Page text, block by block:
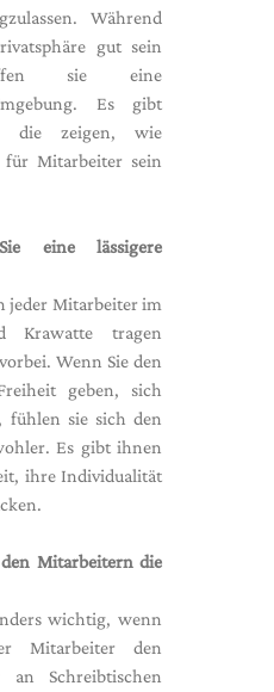
Während
gut sein
sie eine
Es gibt
die zeigen, wie
für Mitarbeiter sein
eine lässigere
jeder Mitarbeiter im
Krawatte tragen
Wenn Sie den
geben, sich
fühlen sie sich den
Es gibt ihnen
ihre Individualität
den Mitarbeitern die
wichtig, wenn
Mitarbeiter den
Schreibtischen